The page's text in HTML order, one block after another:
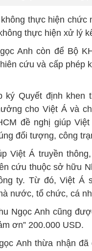
thực hiện chức
thực hiện xử lý
Anh còn để Bộ
cứu và cấp phép
ký Quyết định khen
cho Việt Á và
đề nghị giúp
đối tượng, công
Việt Á truyền
cứu thuộc sở hữu
ty. Từ đó, Việt Á
nước, tổ chức, cá
Ngọc Anh cũng
ơn” 200.000 USD.
Anh thừa nhận